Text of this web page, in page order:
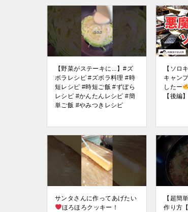
【野菜がステーキに...】#ズ
ボラレシピ #ズボラ料理 #時
短レシピ #時短ご飯 #ずぼら
レシピ #かんたんレシピ #簡
単ご飯 #やみつきレシピ
【ソロ
キャン
したー
【後編】
サンタさんに作ってあげたい
ほろほろクッキー！
【超簡
作り方